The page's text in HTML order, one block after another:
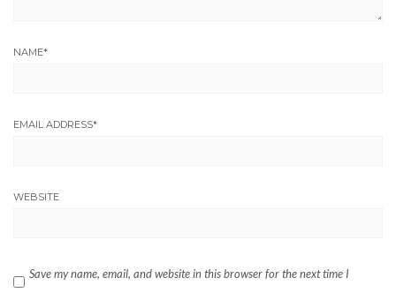
NAME*
EMAIL ADDRESS*
WEBSITE
Save my name, email, and website in this browser for the next time I